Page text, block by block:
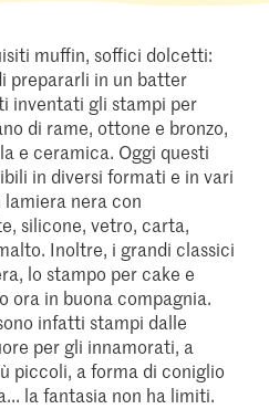
muffin, soffici dolcetti:
prepararli in un batter
inventati gli stampi per
di rame, ottone e bronzo,
e ceramica. Oggi questi
in diversi formati e in vari
nera con
silicone, vetro, carta,
Inoltre, i grandi classici
lo stampo per cake e
ora in buona compagnia.
infatti stampi dalle
per gli innamorati, a
piccoli, a forma di coniglio
la fantasia non ha limiti.